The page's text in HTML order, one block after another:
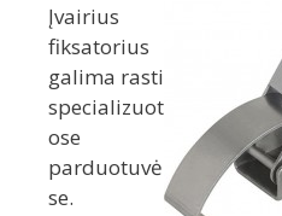
Įvairius
fiksatorius
galima rasti
specializuot
ose
parduotuvė
se.